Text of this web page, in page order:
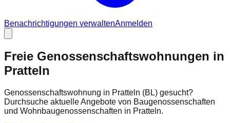
Benachrichtigungen verwaltenAnmelden
Freie Genossenschaftswohnungen in
Pratteln
Genossenschaftswohnung in Pratteln (BL) gesucht?
Durchsuche aktuelle Angebote von Baugenossenschaften
und Wohnbaugenossenschaften in Pratteln.